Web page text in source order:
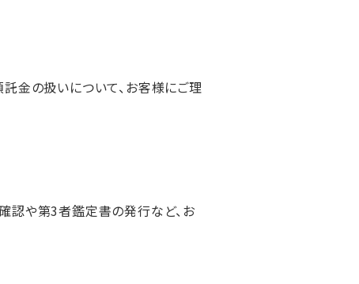
金の扱いについて、お客様にご理
認や第3者鑑定書の発行など、お